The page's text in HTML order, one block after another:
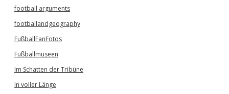
football arguments
footballandgeography
FußballFanFotos
Fußballmuseen
Im Schatten der Tribüne
In voller Länge